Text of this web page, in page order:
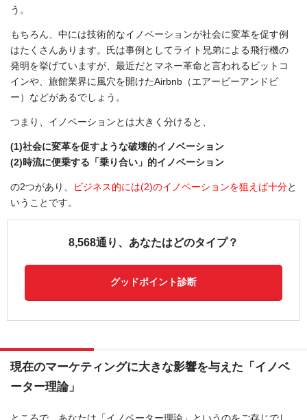
う。
もちろん、中には技術的なイノベーションが社会に変革を促す例
はたくさんあります。氏は事例としてライト兄弟による飛行機の
発明を挙げていますが、最近だとマネー革命と言われるビットコ
インや、旅館業界に風穴を開けたAirbnb（エアービーアンドビ
ー）などがあるでしょう。
つまり、イノベーションとは大きく分けると、
(1)社会に変革を促すような破壊的イノベーション
(2)時流に便乗する「乗り合い」的イノベーション
の2つがあり、 ビジネス的には(2)のイノベーションを狙えば十分と
いうことです。
8,568通り、あなたはどのタイプ？
グッドポイント診断
現在のマーケティングに大きな影響を与えた「イノベ
ーター理論」
ところで、あなたは「イノベーター理論」というのをご存じでし